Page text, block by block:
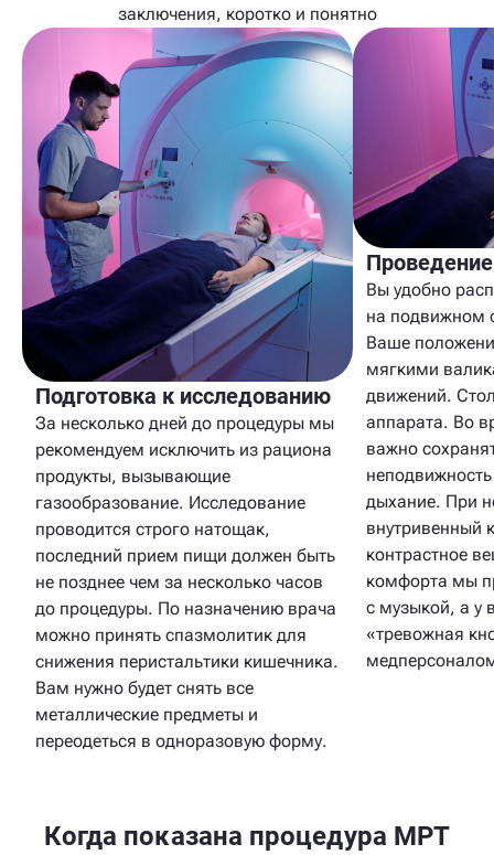
заключения, коротко и понятно
Подготовка к исследованию
За несколько дней до процедуры мы
рекомендуем исключить из рациона
продукты, вызывающие
газообразование. Исследование
проводится строго натощак,
последний прием пищи должен быть
не позднее чем за несколько часов
до процедуры. По назначению врача
можно принять спазмолитик для
снижения перистальтики кишечника.
Вам нужно будет снять все
металлические предметы и
переодеться в одноразовую форму.
Вы удобно
на подвижном
Ваше
мягкими
движений.
аппарата. Во
важно
дыхание. При
внутривенный
контрастное
комфорта мы
с музыкой, а у
«тревожная
Когда показана процедура МРТ